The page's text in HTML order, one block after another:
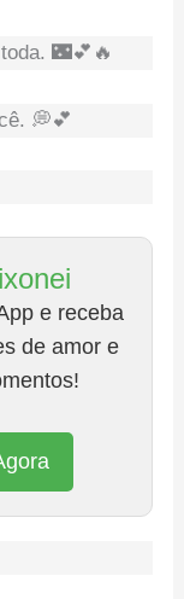
🌃💕🔥
💭💕
e receba
de amor e